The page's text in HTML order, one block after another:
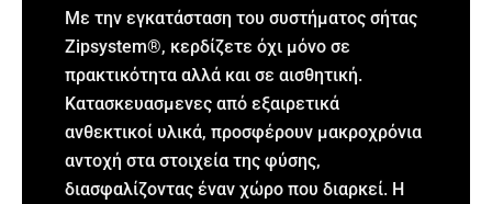
Με την εγκατάσταση του συστήματος σήτας
Zipsystem®, κερδίζετε όχι μόνο σε
πρακτικότητα αλλά και σε αισθητική.
Κατασκευασμενες από εξαιρετικά
ανθεκτικοί υλικά, προσφέρουν μακροχρόνια
αντοχή στα στοιχεία της φύσης,
διασφαλίζοντας έναν χώρο που διαρκεί. Η